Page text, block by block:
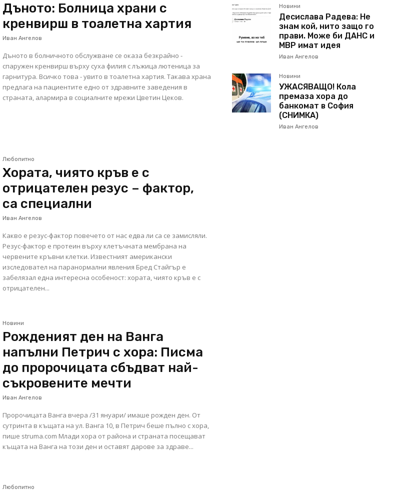
Дъното: Болница храни с
кренвирш в тоалетна хартия
Иван Ангелов
Дъното в болничното обслужване се оказа безкрайно -
спаружен кренвирш върху суха филия с лъжица лютеница за
гарнитура. Всичко това - увито в тоалетна хартия. Такава храна
предлага на пациентите едно от здравните заведения в
страната, алармира в социалните мрежи Цветин Цеков.
Любопитно
Хората, чиято кръв е с
отрицателен резус – фактор,
са специални
Иван Ангелов
Какво е резус-фактор повечето от нас едва ли са се замисляли.
Резус-фактор е протеин върху клетъчната мембрана на
червените кръвни клетки. Известният американски
изследовател на паранормални явления Бред Стайгър е
забелязал една интересна особеност: хората, чиято кръв е с
отрицателен...
Новини
Рожденият ден на Ванга
напълни Петрич с хора: Писма
до пророчицата сбъдват най-
съкровените мечти
Иван Ангелов
Пророчицата Ванга вчера /31 януари/ имаше рожден ден. От
сутринта в къщата на ул. Ванга 10, в Петрич беше пълно с хора,
пише struma.com Млади хора от района и страната посещават
къщата на Ванга на този ден и оставят дарове за здраве...
Любопитно
Новини
Десислава Радева: Не
знам кой, нито защо го
прави. Може би ДАНС и
МВР имат идея
Иван Ангелов
Новини
УЖАСЯВАЩО! Кола
премаза хора до
банкомат в София
(СНИМКА)
Иван Ангелов